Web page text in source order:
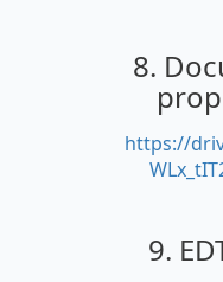
8.
https://
9.